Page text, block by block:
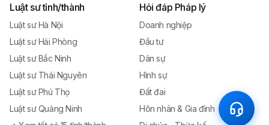
Luật sư tỉnh/thành
Luật sư Hà Nội
Luật sư Hải Phòng
Luật sư Bắc Ninh
Luật sư Thái Nguyên
Luật sư Phú Thọ
Luật sư Quảng Ninh
Hỏi đáp Pháp lý
Doanh nghiệp
Đầu tư
Dân sự
Hình sự
Đất đai
Hôn nhân & Gia đình